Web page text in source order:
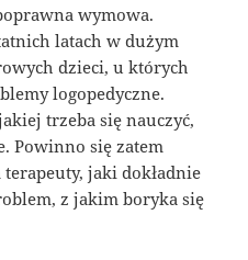
wymowa.
latach w dużym
dzieci, u których
logopedyczne.
trzeba się nauczyć,
Powinno się zatem
jaki dokładnie
z jakim boryka się